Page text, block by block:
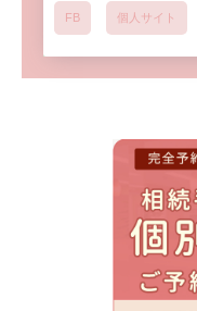
FB 個人サイト